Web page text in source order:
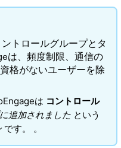
トロールグループとタ
は、頻度制限、通信の
格がないユーザーを除
は コントロール
追加されました という
です。 。